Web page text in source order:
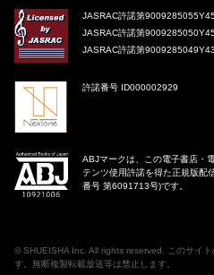
JASRAC許諾第
JASRAC許諾第
JASRAC許諾第
許諾番号 ID000002929
ABJマークは、この電子書店・
テンツ使用許諾を得た正規版配
番号 第6091713号)です。
© SHUEISHA Inc . All rights reserved. このサイ
す。無断複製転載放送等は禁止します。